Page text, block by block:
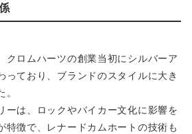
クロムハーツの創業当初にシルバーア
っており、ブランドのスタイルに大き
ーは、ロックやバイカー文化に影響を
特徴で、レナードカムホートの技術も